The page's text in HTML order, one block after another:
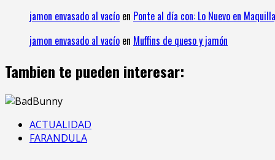
jamon envasado al vacío en Ponte al día con: Lo Nuevo en
jamon envasado al vacío en Muffins de queso y jamón
Tambien te pueden interesar:
ACTUALIDAD
FARANDULA